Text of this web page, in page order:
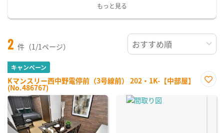
もっと見る
2 件（1/1ページ）
キャンペーン
Kマンスリー西中野電停前（3号線前） 202・1K-【中部屋】
(No.486767)
に入